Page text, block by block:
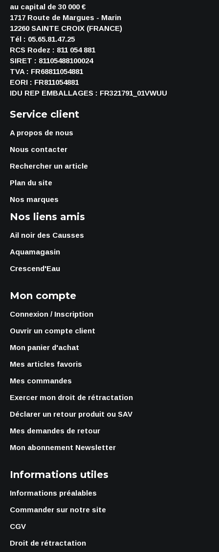
au capital de 30 000 €
1717 Route de Margues - Marin
12260 SAINTE CROIX (FRANCE)
Tél : 05.65.81.47.25
RCS Rodez : 811 054 881
SIRET : 81105488100024
TVA : FR68811054881
EORI : FR811054881
IDU REP EMBALLAGES : FR321791_01VWUU
Service client
A propos de nous
Nous contacter
Rechercher un article
Plan du site
Nos marques
Nos liens amis
Ail noir des Causses
Aquamagasin
Crescend'Eau
Mon compte
Connexion / Inscription
Ouvrir un compte client
Mon panier d'achat
Mes articles favoris
Mes commandes
Exercer mon droit de rétractation
Déclarer un retour produit ou SAV
Mes demandes de retour
Mon abonnement Newsletter
Informations utiles
Informations préalables
Commander sur notre site
CGV
Droit de rétractation